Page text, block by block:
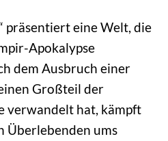
präsentiert eine Welt, die
Apokalypse
dem Ausbruch einer
Großteil der
verwandelt hat, kämpft
Überlebenden ums